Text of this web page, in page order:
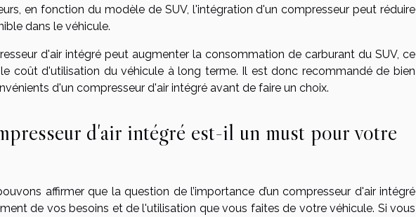
en fonction du modèle de SUV, l'intégration d'un compresseur peut réduire
dans le véhicule.
d'air intégré peut augmenter la consommation de carburant du SUV, ce
coût d'utilisation du véhicule à long terme. Il est donc recommandé de bien
d'un compresseur d'air intégré avant de faire un choix.
d'air intégré est-il un must pour votre
affirmer que la question de l’importance d’un compresseur d'air intégré
de vos besoins et de l'utilisation que vous faites de votre véhicule. Si vous